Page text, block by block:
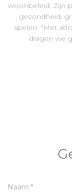
woonbeleid. Zijn
gezondheid,
spelen. "Met
dragen we
Naam *